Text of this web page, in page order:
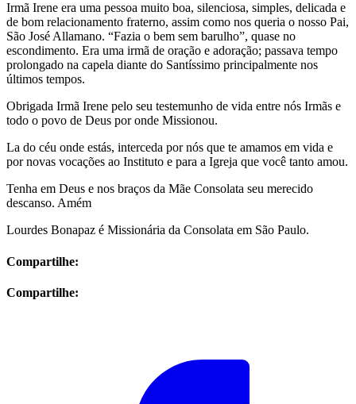
Irmã Irene era uma pessoa muito boa, silenciosa, simples, delicada e
de bom relacionamento fraterno, assim como nos queria o nosso Pai,
São José Allamano. “Fazia o bem sem barulho”, quase no
escondimento. Era uma irmã de oração e adoração; passava tempo
prolongado na capela diante do Santíssimo principalmente nos
últimos tempos.
Obrigada Irmã Irene pelo seu testemunho de vida entre nós Irmãs e
todo o povo de Deus por onde Missionou.
La do céu onde estás, interceda por nós que te amamos em vida e
por novas vocações ao Instituto e para a Igreja que você tanto amou.
Tenha em Deus e nos braços da Mãe Consolata seu merecido
descanso. Amém
Lourdes Bonapaz é Missionária da Consolata em São Paulo.
Compartilhe:
Compartilhe: